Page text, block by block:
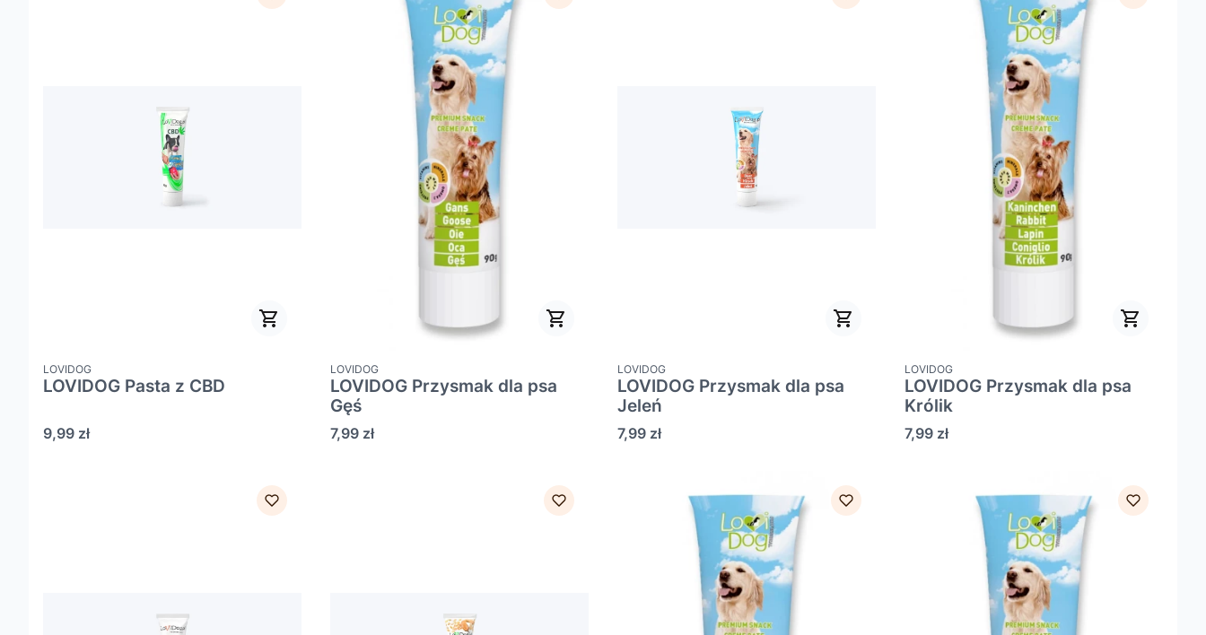
PRODUCENT
LOVIDOG
LOVIDOG Pasta z CBD
Cena
9,99 zł
PRODUCENT
LOVIDOG
LOVIDOG Przysmak dla psa
Gęś
Cena
7,99 zł
PRODUCENT
LOVIDOG
LOVIDOG Przysmak dla psa
Jeleń
Cena
7,99 zł
PRODUCENT
LOVIDOG
LOVIDOG Przysmak dla psa
Królik
Cena
7,99 zł